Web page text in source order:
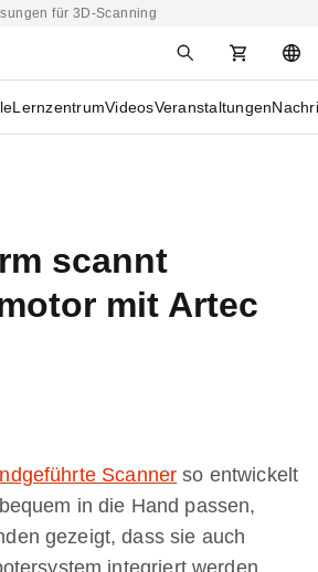
für 3D-Scanning
LernzentrumVideosVeranstaltungen
scannt
mit Artec
Scanner so entwickelt
in die Hand passen,
gezeigt, dass sie auch
integriert werden